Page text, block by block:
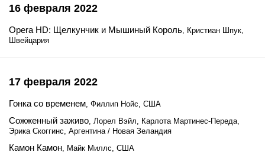
16 февраля 2022
Opera HD: Щелкунчик и Мышиный Король, Кристиан Шпук,
Швейцария
17 февраля 2022
Гонка со временем, Филлип Нойс, США
Сожженный заживо, Лорел Вэйл, Карлота Мартинес-Переда,
Эрика Скоггинс, Аргентина / Новая Зеландия
Камон Камон, Майк Миллс, США